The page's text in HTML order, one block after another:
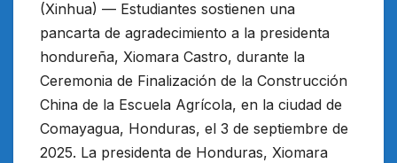
(Xinhua) — Estudiantes sostienen una
pancarta de agradecimiento a la presidenta
hondureña, Xiomara Castro, durante la
Ceremonia de Finalización de la Construcción
China de la Escuela Agrícola, en la ciudad de
Comayagua, Honduras, el 3 de septiembre de
2025. La presidenta de Honduras, Xiomara